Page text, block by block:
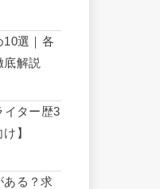
10選｜各
底解説
イター歴3
】
ある？求